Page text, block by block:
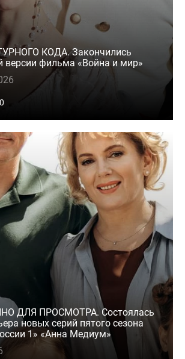
КОДА. Закончились
версии фильма «Война и мир»
0
ДЛЯ ПРОСМОТРА. Состоялась
новых серий пятого сезона
1» «Анна Медиум»